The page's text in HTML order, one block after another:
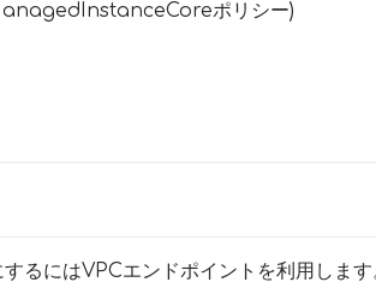
ポリシー)
るにはVPCエンドポイントを利用します